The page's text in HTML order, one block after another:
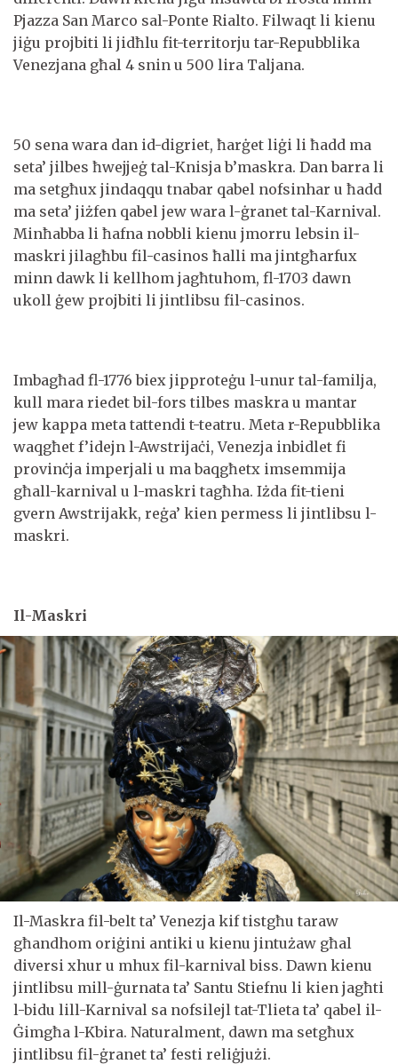
Pjazza San Marco sal-Ponte Rialto. Filwaqt li kienu
jiġu projbiti li jidħlu fit-territorju tar-Repubblika
Venezjana għal 4 snin u 500 lira Taljana.
50 sena wara dan id-digriet, ħarġet liġi li ħadd ma
seta’ jilbes ħwejjeġ tal-Knisja b’maskra. Dan barra li
ma setgħux jindaqqu tnabar qabel nofsinhar u ħadd
ma seta’ jiżfen qabel jew wara l-ġranet tal-Karnival.
Minħabba li ħafna nobbli kienu jmorru lebsin il-
maskri jilagħbu fil-casinos ħalli ma jintgħarfux
minn dawk li kellhom jagħtuhom, fl-1703 dawn
ukoll ġew projbiti li jintlibsu fil-casinos.
Imbagħad fl-1776 biex jipproteġu l-unur tal-familja,
kull mara riedet bil-fors tilbes maskra u mantar
jew kappa meta tattendi t-teatru. Meta r-Repubblika
waqgħet f’idejn l-Awstrijaċi, Venezja inbidlet fi
provinċja imperjali u ma baqgħetx imsemmija
għall-karnival u l-maskri tagħha. Iżda fit-tieni
gvern Awstrijakk, reġa’ kien permess li jintlibsu l-
maskri.
Il-Maskri
Il-Maskra fil-belt ta’ Venezja kif tistgħu taraw
għandhom oriġini antiki u kienu jintużaw għal
diversi xhur u mhux fil-karnival biss. Dawn kienu
jintlibsu mill-ġurnata ta’ Santu Stiefnu li kien jagħti
l-bidu lill-Karnival sa nofsilejl tat-Tlieta ta’ qabel il-
Ġimgħa l-Kbira. Naturalment, dawn ma setgħux
jintlibsu fil-ġranet ta’ festi reliġjużi.